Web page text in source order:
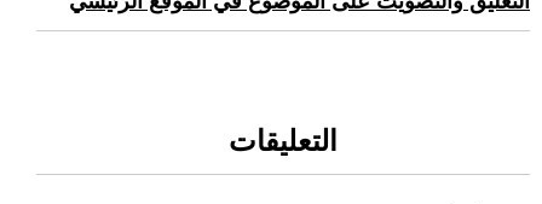
التعليقات